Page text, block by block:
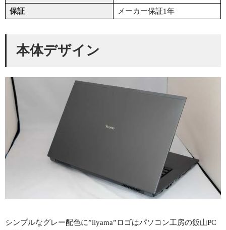
保証
メーカー保証1年
本体デザイン
シンプルなグレー配色に”iiyama”ロゴはパソコン工房の飯山PC